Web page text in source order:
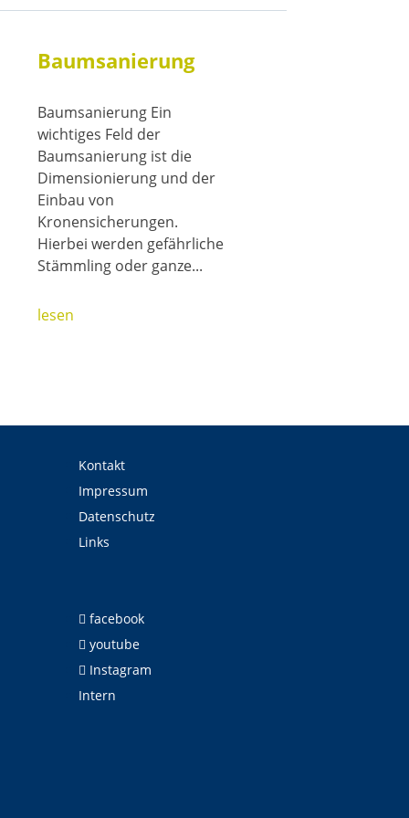
Baumsanierung
Baumsanierung Ein
wichtiges Feld der
Baumsanierung ist die
Dimensionierung und der
Einbau von
Kronensicherungen.
Hierbei werden gefährliche
Stämmling oder ganze...
lesen
Kontakt
Impressum
Datenschutz
Links
facebook
youtube
Instagram
Intern